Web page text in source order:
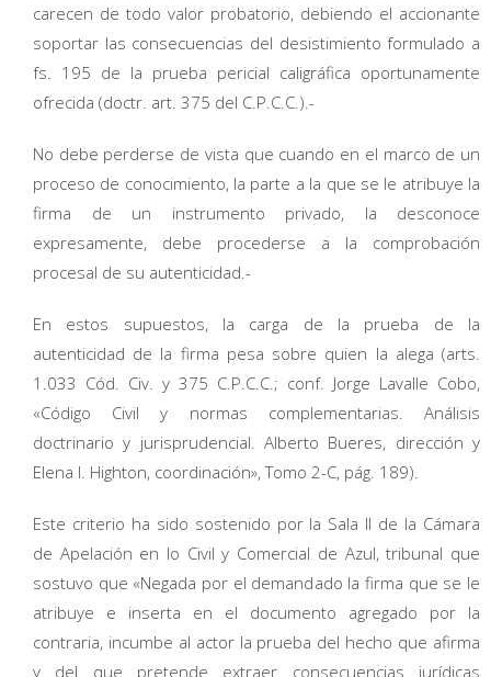
carecen de todo valor probatorio, debiendo el accionante
soportar las consecuencias del desistimiento formulado a
fs. 195 de la prueba pericial caligráfica oportunamente
ofrecida (doctr. art. 375 del C.P.C.C.).-
No debe perderse de vista que cuando en el marco de un
proceso de conocimiento, la parte a la que se le atribuye la
firma de un instrumento privado, la desconoce
expresamente, debe procederse a la comprobación
procesal de su autenticidad.-
En estos supuestos, la carga de la prueba de la
autenticidad de la firma pesa sobre quien la alega (arts.
1.033 Cód. Civ. y 375 C.P.C.C.; conf. Jorge Lavalle Cobo,
«Código Civil y normas complementarias. Análisis
doctrinario y jurisprudencial. Alberto Bueres, dirección y
Elena I. Highton, coordinación», Tomo 2-C, pág. 189).
Este criterio ha sido sostenido por la Sala II de la Cámara
de Apelación en lo Civil y Comercial de Azul, tribunal que
sostuvo que «Negada por el demandado la firma que se le
atribuye e inserta en el documento agregado por la
contraria, incumbe al actor la prueba del hecho que afirma
y del que pretende extraer consecuencias jurídicas